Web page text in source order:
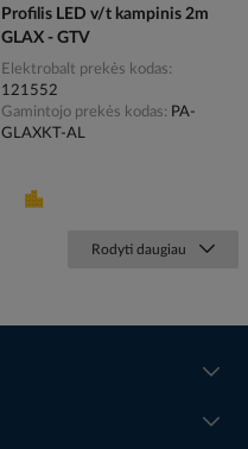
Profilis LED v/t kampinis 2m
GLAX - GTV
Elektrobalt prekės kodas
121552
Gamintojo prekės kodas
PA-
GLAXKT-AL
Rodyti daugiau